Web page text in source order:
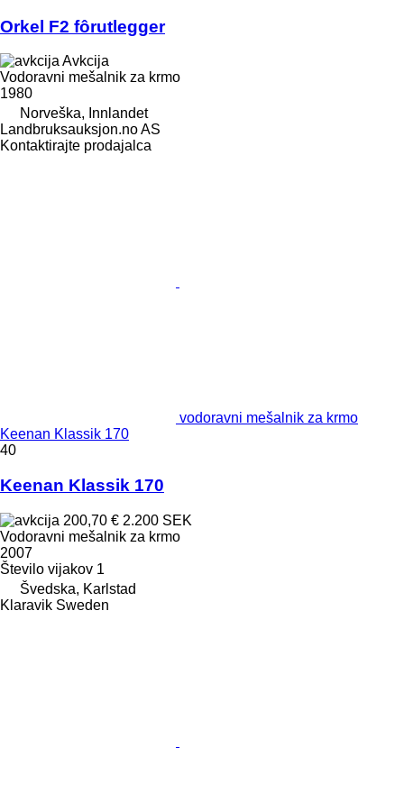
Orkel F2 fôrutlegger
Avkcija
Vodoravni mešalnik za krmo
1980
Norveška, Innlandet
Landbruksauksjon.no AS
Kontaktirajte prodajalca
vodoravni mešalnik za krmo
Keenan Klassik 170
40
Keenan Klassik 170
200,70 € 2.200 SEK
Vodoravni mešalnik za krmo
2007
Število vijakov 1
Švedska, Karlstad
Klaravik Sweden